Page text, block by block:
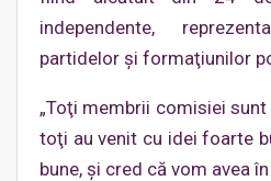
independente,
partidelor şi formaţiunilor
„Toţi membrii comisiei
toţi au venit cu idei foarte
bune, şi cred că vom avea